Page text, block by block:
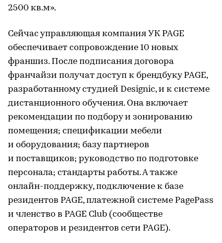
2500 кв.м».
Сейчас управляющая компания УК PAGE
обеспечивает сопровождение 10 новых
франшиз. После подписания договора
франчайзи получат доступ к брендбуку PAGE,
разработанному студией Designic, и к системе
дистанционного обучения. Она включает
рекомендации по подбору и зонированию
помещения; спецификации мебели
и оборудования; базу партнеров
и поставщиков; руководство по подготовке
персонала; стандарты работы. А также
онлайн-поддержку, подключение к базе
резидентов PAGE, платежной системе PagePass
и членство в PAGE Club (сообществе
операторов и резидентов сети PAGE).